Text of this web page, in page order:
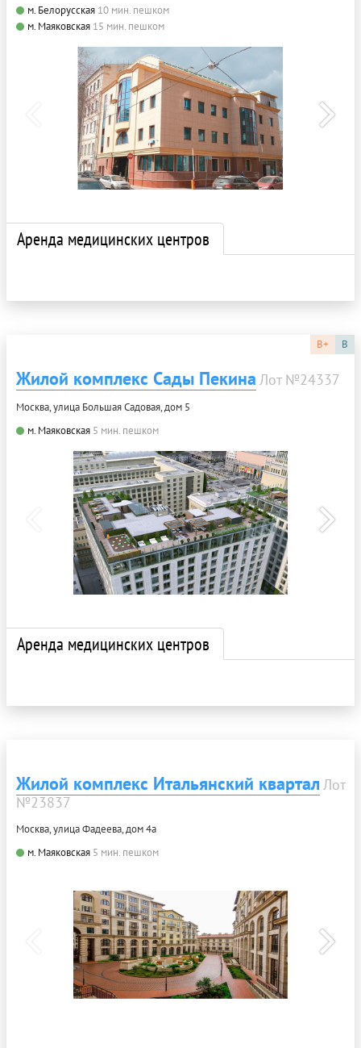
м. Белорусская 10 мин. пешком
м. Маяковская 15 мин. пешком
Аренда медицинских центров
B+ B
Жилой комплекс Сады Пекина Лот №24337
Москва, улица Большая Садовая, дом 5
м. Маяковская 5 мин. пешком
Аренда медицинских центров
Жилой комплекс Итальянский квартал Лот
№23837
Москва, улица Фадеева, дом 4а
м. Маяковская 5 мин. пешком